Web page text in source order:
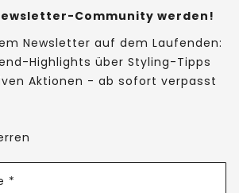
Community werden!
Newsletter auf dem Laufenden:
Highlights über Styling-Tipps
Aktionen - ab sofort verpasst
*